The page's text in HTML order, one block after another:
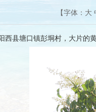
【字体： 大
西县塘口镇彭垌村，大片的